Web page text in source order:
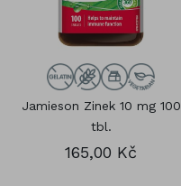
Jamieson Zinek 10 mg 100
tbl.
165,00 Kč